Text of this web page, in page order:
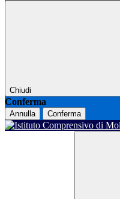
Chiudi
Conferma
Annulla Conferma